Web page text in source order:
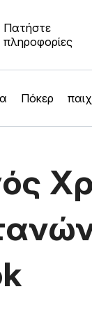
Πατήστε
πληροφορίες
Πόκερ